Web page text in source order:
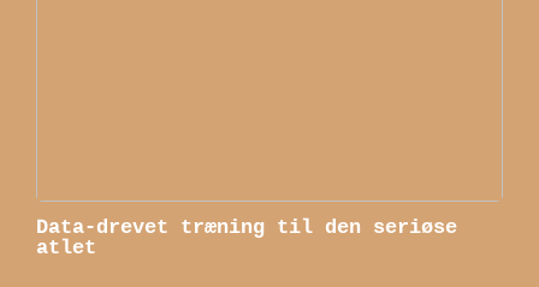
Data-drevet træning til den seriøse
atlet